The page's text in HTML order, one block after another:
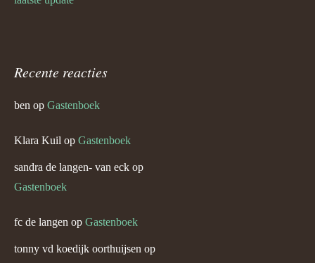
Recente reacties
ben op Gastenboek
Klara Kuil op Gastenboek
sandra de langen- van eck op
Gastenboek
fc de langen op Gastenboek
tonny vd koedijk oorthuijsen op